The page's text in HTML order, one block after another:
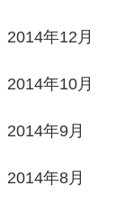
2014年12月
2014年10月
2014年9月
2014年8月